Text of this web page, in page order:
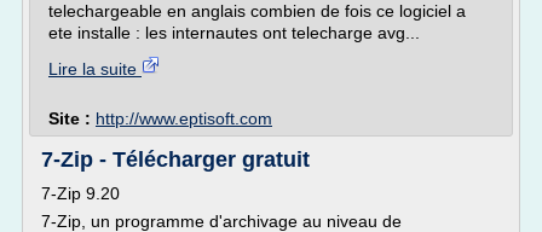
telechargeable en anglais combien de fois ce logiciel a
ete installe : les internautes ont telecharge avg...
Lire la suite
Site : http://www.eptisoft.com
7-Zip - Télécharger gratuit
7-Zip 9.20
7-Zip, un programme d'archivage au niveau de